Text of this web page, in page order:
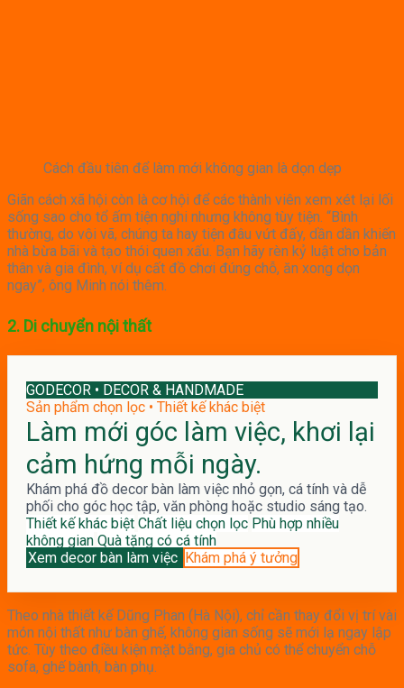
Cách đầu tiên để làm mới không gian là dọn dẹp
Giãn cách xã hội còn là cơ hội để các thành viên xem xét lại lối
sống sao cho tổ ấm tiện nghi nhưng không tùy tiện. “Bình
thường, do vội vã, chúng ta hay tiện đâu vứt đấy, dần dần khiến
nhà bừa bãi và tạo thói quen xấu. Bạn hãy rèn kỷ luật cho bản
thân và gia đình, ví dụ cất đồ chơi đúng chỗ, ăn xong dọn
ngay”, ông Minh nói thêm.
2. Di chuyển nội thất
GODECOR • DECOR & HANDMADE
Sản phẩm chọn lọc • Thiết kế khác biệt
Làm mới góc làm việc, khơi lại
cảm hứng mỗi ngày.
Khám phá đồ decor bàn làm việc nhỏ gọn, cá tính và dễ
phối cho góc học tập, văn phòng hoặc studio sáng tạo.
Thiết kế khác biệt Chất liệu chọn lọc Phù hợp nhiều
không gian Quà tặng có cá tính
Xem decor bàn làm việc Khám phá ý tưởng
Theo nhà thiết kế Dũng Phan (Hà Nội), chỉ cần thay đổi vị trí vài
món nội thất như bàn ghế, không gian sống sẽ mới lạ ngay lập
tức. Tùy theo điều kiện mặt bằng, gia chủ có thể chuyển chỗ
sofa, ghế bành, bàn phụ.